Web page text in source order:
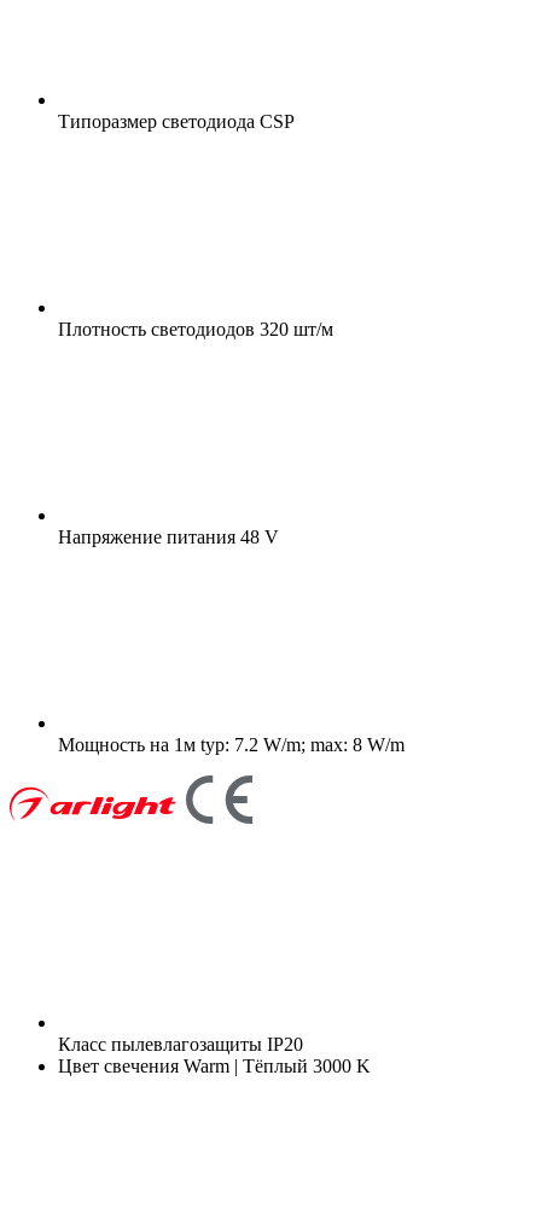
Типоразмер светодиода CSP
Плотность светодиодов 320 шт/м
Напряжение питания 48 V
Мощность на 1м typ: 7.2 W/m; max: 8 W/m
Класс пылевлагозащиты IP20
Цвет свечения Warm | Тёплый 3000 K